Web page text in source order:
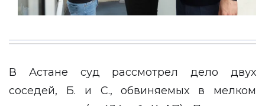
В Астане суд рассмотрел дело двух
соседей, Б. и С., обвиняемых в мелком